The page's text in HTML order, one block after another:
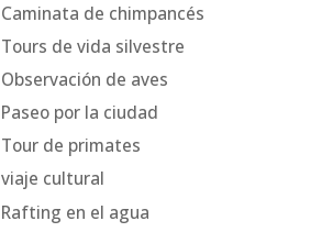
Caminata de chimpancés
Tours de vida silvestre
Observación de aves
Paseo por la ciudad
Tour de primates
viaje cultural
Rafting en el agua